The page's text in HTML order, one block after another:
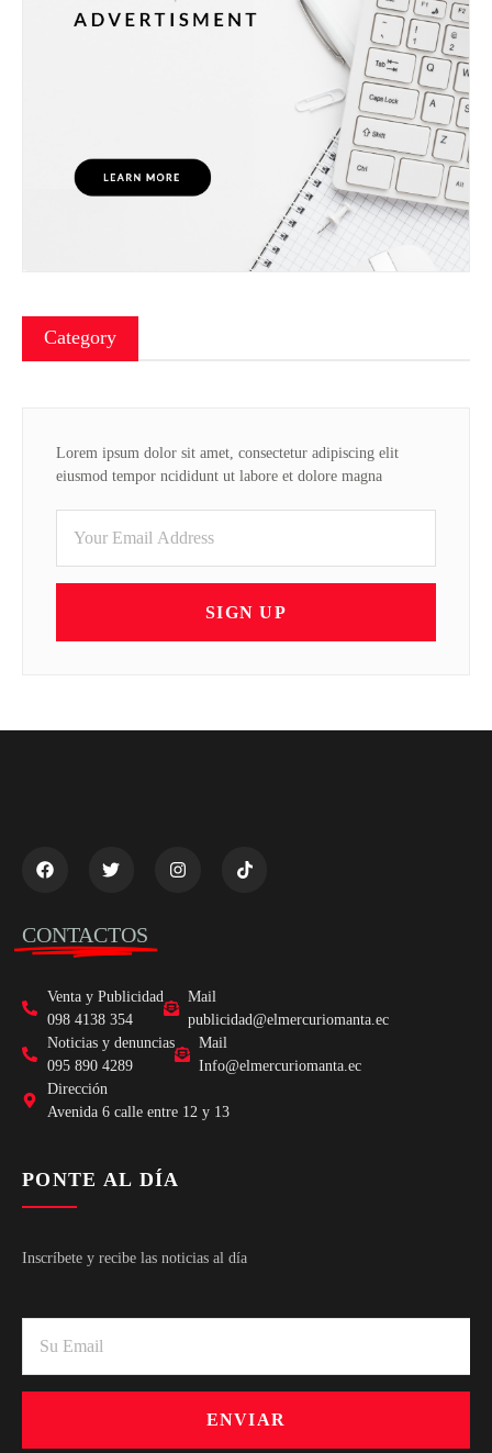
Category
Lorem ipsum dolor sit amet, consectetur adipiscing elit
eiusmod tempor ncididunt ut labore et dolore magna
SIGN UP
CONTACTOS
Venta y Publicidad
098 4138 354
Mail
publicidad@elmercuriomanta.ec
Noticias y denuncias
095 890 4289
Mail
Info@elmercuriomanta.ec
Dirección
Avenida 6 calle entre 12 y 13
PONTE AL DÍA
Inscríbete y recibe las noticias al día
ENVIAR